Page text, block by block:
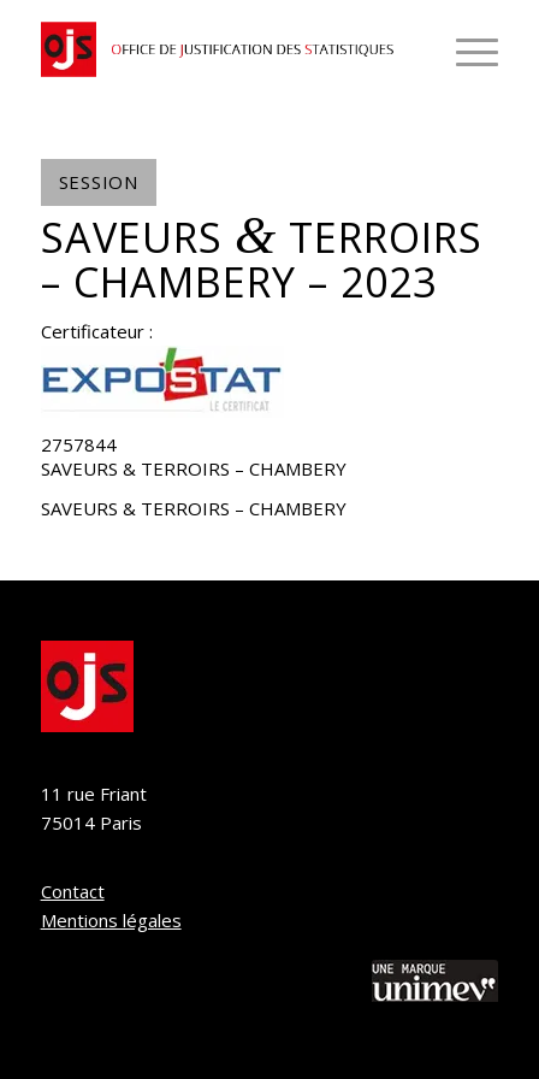
SESSION
SAVEURS & TERROIRS
– CHAMBERY – 2023
Certificateur :
2757844
SAVEURS & TERROIRS – CHAMBERY
SAVEURS & TERROIRS – CHAMBERY
11 rue Friant
75014 Paris
Contact
Mentions légales